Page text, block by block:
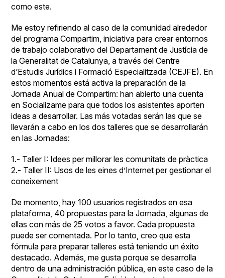
como este.
Me estoy refiriendo al caso de la comunidad alrededor
del programaCompartim , iniciativa para crear entornos
de trabajo colaborativo del Departament de Justícia de
la Generalitat de Catalunya, a través del Centre
d’Estudis Jurídics i Formació Especialitzada (CEJFE). En
estos momentos está activa la preparación de la
Jornada Anual de Compartim: han abierto unacuenta
en Socializame para que todos los asistentes aporten
ideas a desarrollar. Las más votadas serán las que se
llevarán a cabo en los dos talleres que se desarrollarán
en las Jornadas:
1.- Taller I: Idees per millorar les comunitats de pràctica
2.- Taller II: Usos de les eines d’Internet per gestionar el
coneixement
De momento, hay 100 usuarios registrados en esa
plataforma, 40 propuestas para la Jornada, algunas de
ellas con más de 25 votos a favor. Cada propuesta
puede ser comentada. Por lo tanto, creo que esta
fórmula para preparar talleres está teniendo un éxito
destacado. Además, me gusta porque se desarrolla
dentro de una administración pública, en este caso de la